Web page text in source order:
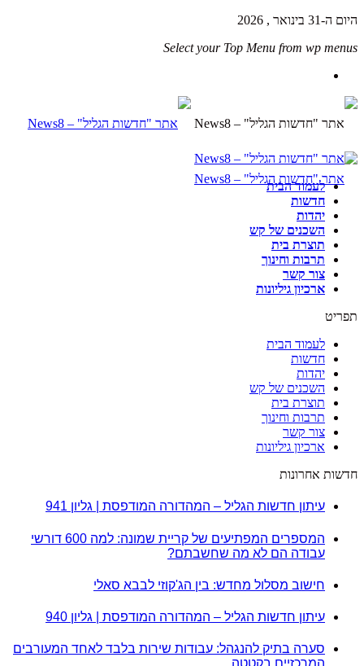
היום ה-31 בינואר , 2026
Select your Top Menu from wp menus
לעמוד הבית
חדשות
יהדות
השכנים של קש
תוצרת בית
תרבות וחינוך
צור קשר
ארכיון גיליונות
תפריט
לעמוד הבית
חדשות
יהדות
השכנים של קש
תוצרת בית
תרבות וחינוך
צור קשר
ארכיון גיליונות
חדשות אחרונות
עיתון חדשות הגליל – המהדורה המודפסת | גליון 941
המספרים המפתיעים של קריית שמונה: למה 600 דורשי
עבודה הם לא מה שחשבתם?
חישוב מסלול מחדש: בין הג'קוזי לבבא סאלי
עיתון חדשות הגליל – המהדורה המודפסת | גליון 940
סערה בתיק להנגהל: עבודות שירות בלבד לאחד המעורבים